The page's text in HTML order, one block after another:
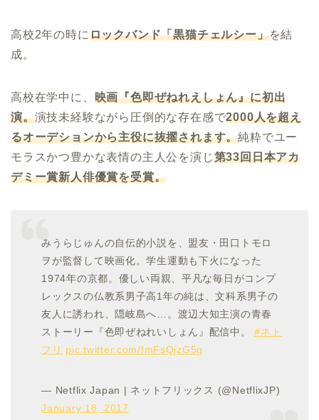
高校2年の時にロックバンド「黒猫チェルシー」を結
成。
高校在学中に、 映画『色即ぜねれえしょん』に初出
演。演技未経験ながら圧倒的な存在感で2000人を超え
るオーデションから主役に抜擢されます。純粋でユー
モラスかつ豊かな表情の主人公を演じ第33回日本アカ
デミー賞新人俳優賞を受賞。
みうらじゅんの自伝的小説を、盟友・田口トモロ
ヲが監督して映画化。学生運動も下火になった
1974年の京都。優しい両親、平凡な毎日がコンプ
レックスの仏教系男子高1年の純は、文科系男子の
友人に誘われ、隠岐島へ…。渡辺大知主演の青春
ストーリー『色即ぜねれいしょん』配信中。#ネト
フリ pic.twitter.com/fmFsQjzG5g
— Netflix Japan | ネットフリックス (@NetflixJP)
January 18, 2017